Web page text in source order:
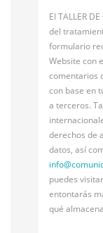
El TALLER
del
formulario
Website con
comentarios
con base en
a terceros.
derechos de
datos, así
info@
puedes
entontarás
qué